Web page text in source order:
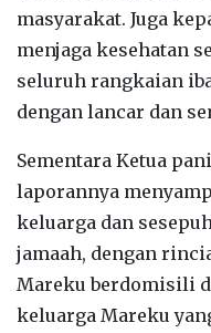
masyarakat. Juga
menjaga kesehatan
seluruh rangkaian
dengan lancar dan
Sementara Ketua
laporannya
keluarga dan
jamaah, dengan
Mareku berdomisili
keluarga Mareku